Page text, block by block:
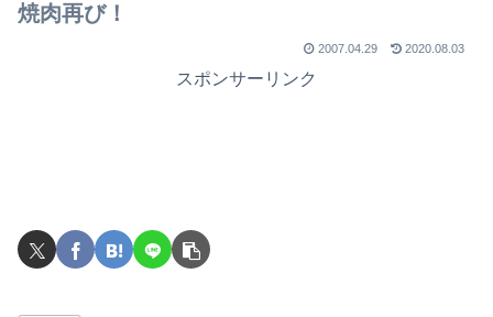
焼肉再び！
2007.04.29 2020.08.03
スポンサーリンク